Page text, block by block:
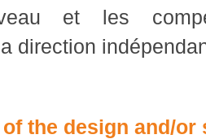
et les
direction
the design and/